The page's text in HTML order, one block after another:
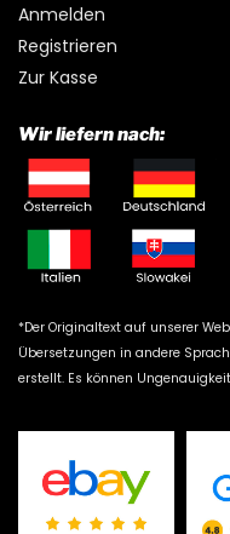
Anmelden
Registrieren
Zur Kasse
Wir liefern nach:
*Der Originaltext auf unserer
Übersetzungen in andere
erstellt. Es können